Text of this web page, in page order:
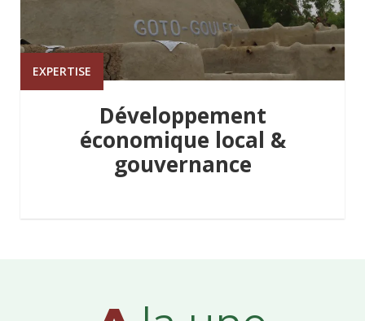
EXPERTISE
Développement
économique local &
gouvernance